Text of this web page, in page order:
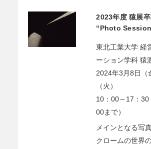
2023年度 猿展
“Photo
東北工業大学 経
ーション学科 猿
2024年3月8日（
（火）
10：00～17：30
00まで）
メインとなる写
クロームの世界